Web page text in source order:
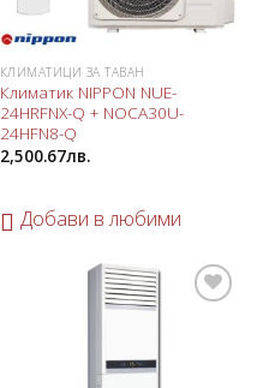
КЛИМАТИЦИ ЗА ТАВАН
Климатик NIPPON NUE-
24HRFNX-Q + NOCA30U-
24HFN8-Q
2,500.67лв.
Добави в любими